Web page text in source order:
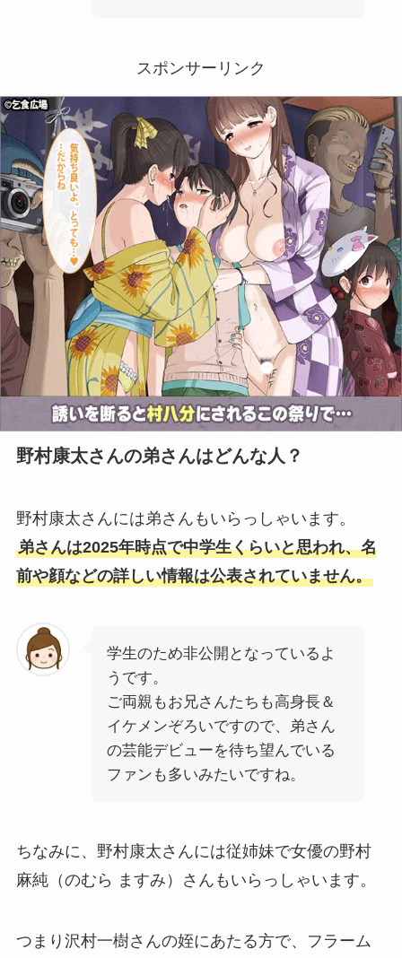
スポンサーリンク
野村康太さんの弟さんはどんな人？
野村康太さんには弟さんもいらっしゃいます。
弟さんは2025年時点で中学生くらいと思われ、名
前や顔などの詳しい情報は公表されていません。
学生のため非公開となっているよ
うです。
ご両親もお兄さんたちも高身長＆
イケメンぞろいですので、弟さん
の芸能デビューを待ち望んでいる
ファンも多いみたいですね。
ちなみに、野村康太さんには従姉妹で女優の野村
麻純（のむら ますみ）さんもいらっしゃいます。
つまり沢村一樹さんの姪にあたる方で、フラーム